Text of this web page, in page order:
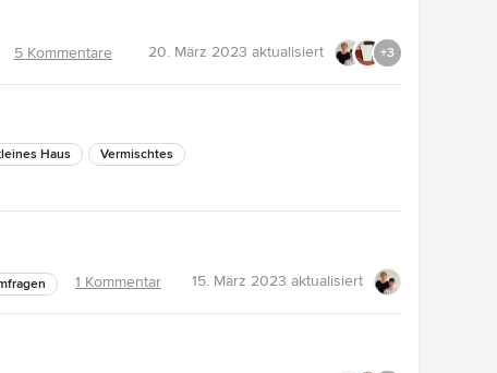
5 Kommentare 20. März 2023 aktualisiert +3
Haus Vermischtes
1 Kommentar 15. März 2023 aktualisiert